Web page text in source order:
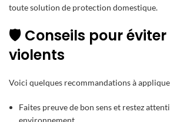
toute solution de protection domestique.
🛡️ Conseils pour éviter
violents
Voici quelques recommandations à
Faites preuve de bon sens et restez
environnement